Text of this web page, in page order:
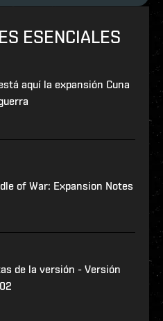
ESENCIALES
aquí la expansión Cuna
of War: Expansion Notes
de la versión - Versión